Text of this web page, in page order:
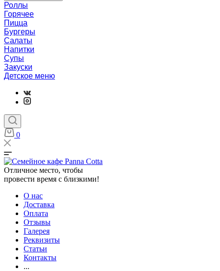
Роллы
Горячее
Пицца
Бургеры
Салаты
Напитки
Супы
Закуски
Детское меню
0
Отличное место, чтобы
провести время с близкими!
О нас
Доставка
Оплата
Отзывы
Галерея
Реквизиты
Статьи
Контакты
...